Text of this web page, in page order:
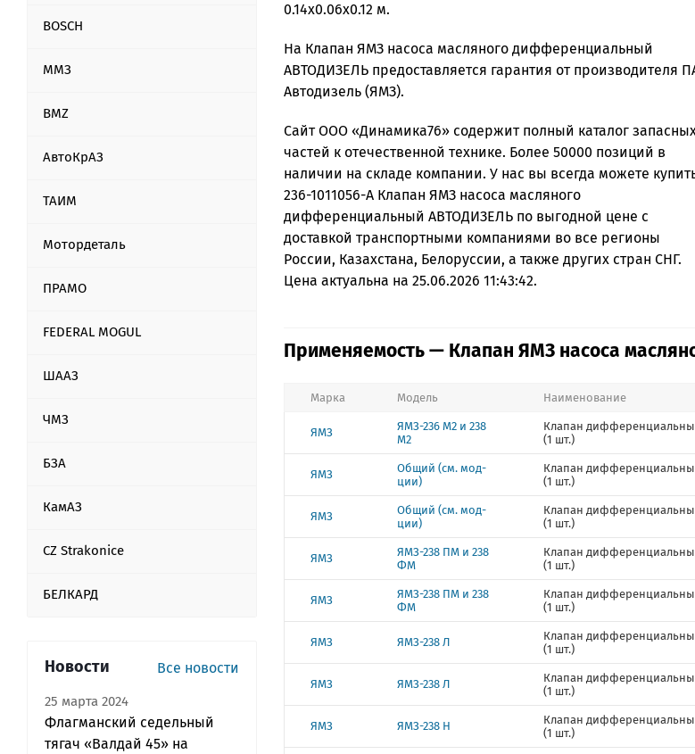
0.14х0.06x0.12 м.
На Клапан ЯМЗ насоса масляного дифференциальный
АВТОДИЗЕЛЬ предоставляется гарантия от производителя
Автодизель (ЯМЗ).
Сайт ООО «Динамика76» содержит полный каталог
частей к отечественной технике. Более 50000 позиций в
наличии на складе компании. У нас вы всегда можете
236-1011056-А Клапан ЯМЗ насоса масляного
дифференциальный АВТОДИЗЕЛЬ по выгодной цене с
доставкой транспортными компаниями во все регионы
России, Казахстана, Белоруссии, а также других стран СНГ.
Цена актуальна на 25.06.2026 11:43:42.
Применяемость — Клапан ЯМЗ насоса
Марка Модель Наименование
ЯМЗ
ЯМЗ-236 М2 и 238
М2
Клапан
(1 шт.)
ЯМЗ
Общий (см. мод-
ции)
Клапан
(1 шт.)
ЯМЗ
Общий (см. мод-
ции)
Клапан
(1 шт.)
ЯМЗ
ЯМЗ-238 ПМ и 238
ФМ
Клапан
(1 шт.)
ЯМЗ
ЯМЗ-238 ПМ и 238
ФМ
Клапан
(1 шт.)
ЯМЗ ЯМЗ-238 Л
Клапан
(1 шт.)
ЯМЗ ЯМЗ-238 Л
Клапан
(1 шт.)
ЯМЗ ЯМЗ-238 Н
Клапан
(1 шт.)
BOSCH
ММЗ
BMZ
АвтоКрАЗ
ТАИМ
Мотордеталь
ПРАМО
FEDERAL MOGUL
ШААЗ
ЧМЗ
БЗА
КамАЗ
CZ Strakonice
БЕЛКАРД
Новости Все новости
25 марта 2024
Флагманский седельный
тягач «Валдай 45» на